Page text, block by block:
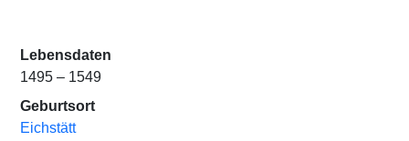
Lebensdaten
1495 – 1549
Geburtsort
Eichstätt